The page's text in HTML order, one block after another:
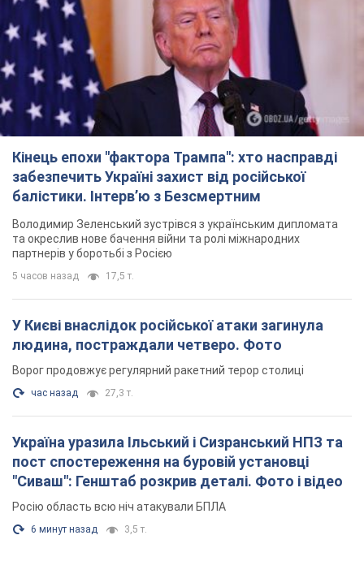
Кінець епохи "фактора Трампа": хто насправді
забезпечить Україні захист від російської
балістики. Інтерв’ю з Безсмертним
Володимир Зеленський зустрівся з українським дипломата
та окреслив нове бачення війни та ролі міжнародних
партнерів у боротьбі з Росією
5 часов назад 17,5 т.
У Києві внаслідок російської атаки загинула
людина, постраждали четверо. Фото
Ворог продовжує регулярний ракетний терор столиці
час назад 27,3 т.
Україна уразила Ільський і Сизранський НПЗ та
пост спостереження на буровій установці
"Сиваш": Генштаб розкрив деталі. Фото і відео
Росію область всю ніч атакували БПЛА
6 минут назад 3,5 т.